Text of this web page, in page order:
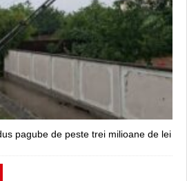
pagube de peste trei milioane de lei